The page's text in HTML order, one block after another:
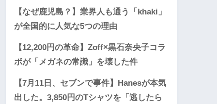
【なぜ鹿児島？】業界人も通う「khaki」
が全国的に人気な5つの理由
【12,200円の革命】Zoff×黒石奈央子コラ
ボが「メガネの常識」を壊した件
【7月11日、セブンで事件】Hanesが本気
出した。3,850円のTシャツを「逃したら